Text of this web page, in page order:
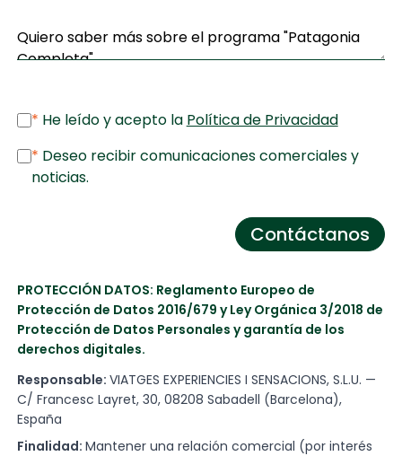
* He leído y acepto la Política de Privacidad
* Deseo recibir comunicaciones comerciales y
noticias.
Contáctanos
PROTECCIÓN DATOS: Reglamento Europeo de
Protección de Datos 2016/679 y Ley Orgánica 3/2018 de
Protección de Datos Personales y garantía de los
derechos digitales.
Responsable: VIATGES EXPERIENCIES I SENSACIONS, S.L.U. —
C/ Francesc Layret, 30, 08208 Sabadell (Barcelona),
España
Finalidad: Mantener una relación comercial (por interés